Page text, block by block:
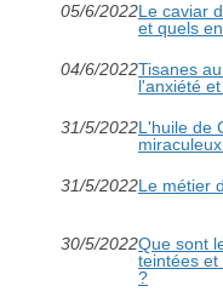
05/6/2022Le caviar
et quels
04/6/2022Tisanes
l'anxiété
31/5/2022L'huile de
31/5/2022Le métier
30/5/2022Que sont
teintées et
?